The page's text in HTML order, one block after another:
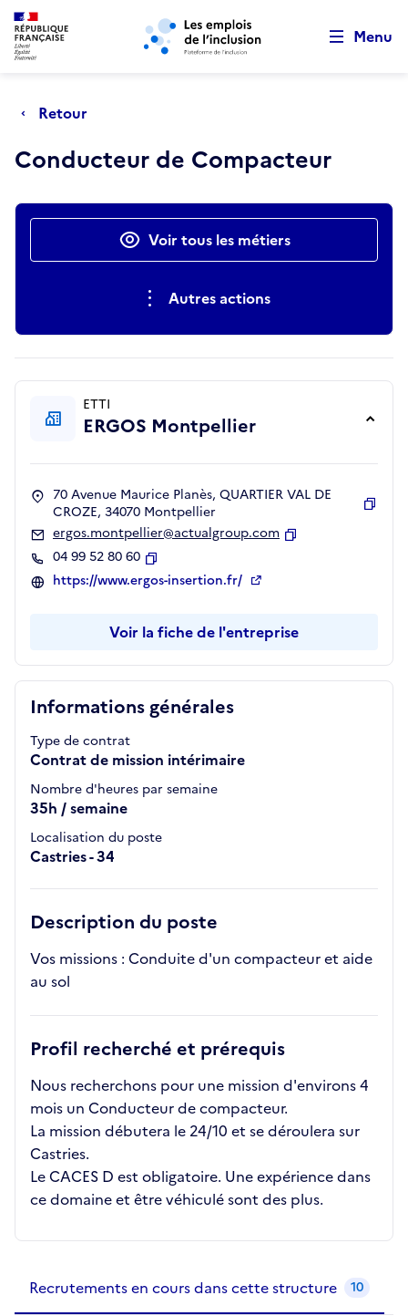
Aller au menu principal Aller au contenu principal
Menu
Retour
Conducteur de Compacteur
Actions rapidesVoir tous les métiers
Autres actions
Informations générales
Type de contrat
Contrat de mission intérimaire
Nombre d'heures par semaine
35h / semaine
Localisation du poste
Castries - 34
Description du poste
Vos missions : Conduite d'un compacteur et aide
au sol
Profil recherché et prérequis
Nous recherchons pour une mission d'environs 4
mois un Conducteur de compacteur.
La mission débutera le 24/10 et se déroulera sur
Castries.
Le CACES D est obligatoire. Une expérience dans
ce domaine et être véhiculé sont des plus.
ETTI
ERGOS Montpellier
70 Avenue Maurice Planès, QUARTIER VAL DE
CROZE, 34070 Montpellier
ergos.montpellier@actualgroup.com
04 99 52 80 60
Copier
https://www.ergos-insertion.fr/
Voir la fiche de l'entreprise
Recrutements en cours dans cette structure 10
Retour au début de la page
Panneau de gestion des cookies